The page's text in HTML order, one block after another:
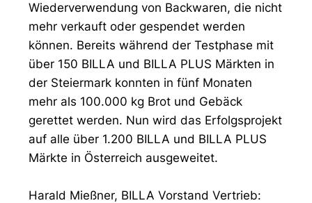
Wiederverwendung von Backwaren, die nicht
mehr verkauft oder gespendet werden
können. Bereits während der Testphase mit
über 150 BILLA und BILLA PLUS Märkten in
der Steiermark konnten in fünf Monaten
mehr als 100.000 kg Brot und Gebäck
gerettet werden. Nun wird das Erfolgsprojekt
auf alle über 1.200 BILLA und BILLA PLUS
Märkte in Österreich ausgeweitet.
Harald Mießner, BILLA Vorstand Vertrieb: